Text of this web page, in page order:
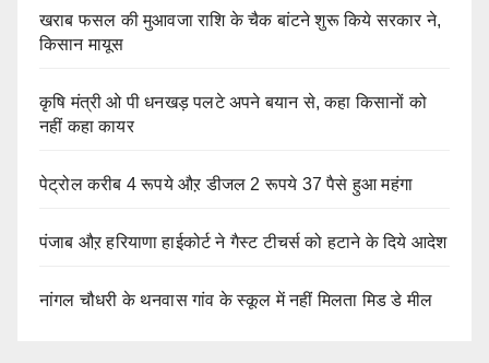
खराब फसल की मुआवजा राशि के चैक बांटने शुरू किये सरकार ने,
किसान मायूस
कृषि मंत्री ओ पी धनखड़ पलटे अपने बयान से, कहा किसानों को
नहीं कहा कायर
पेट्रोल करीब 4 रूपये औऱ डीजल 2 रूपये 37 पैसे हुआ महंगा
पंजाब औऱ हरियाणा हाईकोर्ट ने गैस्ट टीचर्स को हटाने के दिये आदेश
नांगल चौधरी के थनवास गांव के स्कूल में नहीं मिलता मिड डे मील